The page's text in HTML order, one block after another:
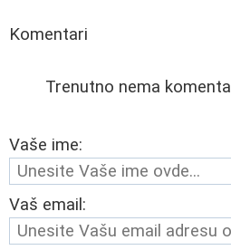
Komentari
Trenutno nema
Vaše ime:
Vaš email: